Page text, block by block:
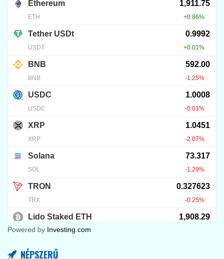
Powered by Investing.com
NÉPSZERŰ